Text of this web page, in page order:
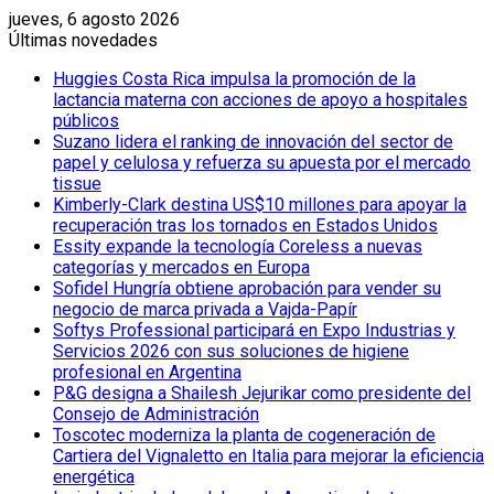
jueves, 6 agosto 2026
Últimas novedades
Huggies Costa Rica impulsa la promoción de la
lactancia materna con acciones de apoyo a hospitales
públicos
Suzano lidera el ranking de innovación del sector de
papel y celulosa y refuerza su apuesta por el mercado
tissue
Kimberly-Clark destina US$10 millones para apoyar la
recuperación tras los tornados en Estados Unidos
Essity expande la tecnología Coreless a nuevas
categorías y mercados en Europa
Sofidel Hungría obtiene aprobación para vender su
negocio de marca privada a Vajda-Papír
Softys Professional participará en Expo Industrias y
Servicios 2026 con sus soluciones de higiene
profesional en Argentina
P&G designa a Shailesh Jejurikar como presidente del
Consejo de Administración
Toscotec moderniza la planta de cogeneración de
Cartiera del Vignaletto en Italia para mejorar la eficiencia
energética